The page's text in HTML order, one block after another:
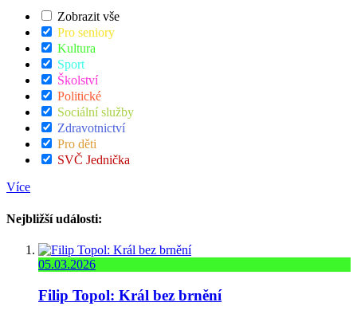
Zobrazit vše
Pro seniory
Kultura
Sport
Školství
Politické
Sociální služby
Zdravotnictví
Pro děti
SVČ Jednička
Více
Nejbližší události:
05.03.2026
Filip Topol: Král bez brnění